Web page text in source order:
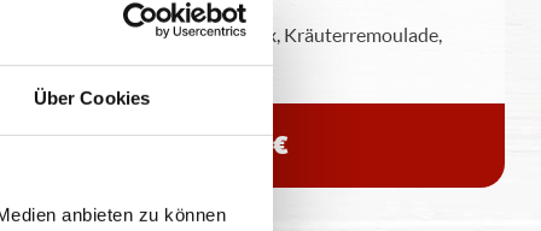
Über Cookies
anbieten zu können
Weizentortilla, bunter Salatmix, Kräuterremoulade,
7,90 €